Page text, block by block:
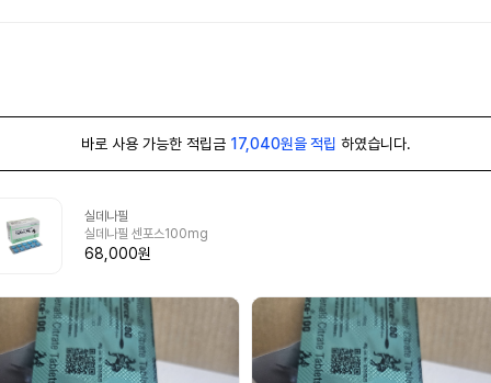
바로 사용 가능한 적립금 17,040원을 적립 하였습니다.
실데나필
실데나필 센포스100mg
68,000원